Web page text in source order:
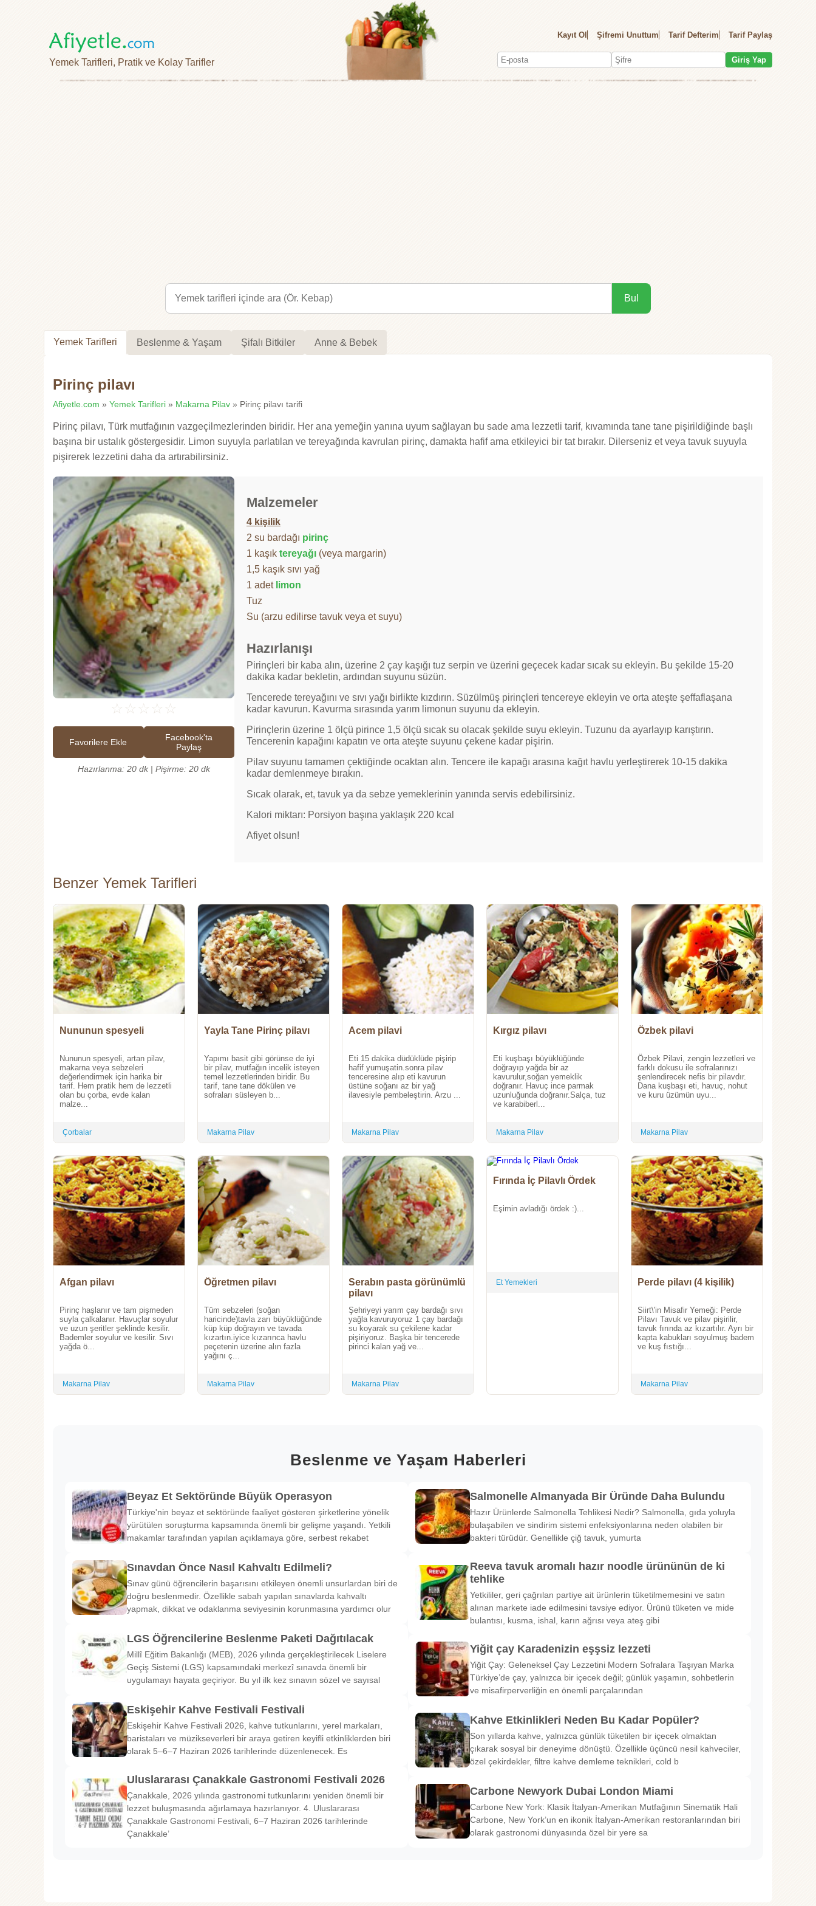
Yemek Tarifleri, Pratik ve Kolay Tarifler
Kayıt Ol Şifremi Unuttum Tarif Defterim Tarif Paylaş
Giriş Yap
Bul
Yemek Tarifleri Beslenme & Yaşam Şifalı Bitkiler Anne & Bebek
Pirinç pilavı
Afiyetle.com » Yemek Tarifleri » Makarna Pilav » Pirinç pilavı tarifi
Pirinç pilavı, Türk mutfağının vazgeçilmezlerinden biridir. Her ana yemeğin yanına uyum sağlayan bu sade ama lezzetli tarif, kıvamında tane tane pişirildiğinde başlı
başına bir ustalık göstergesidir. Limon suyuyla parlatılan ve tereyağında kavrulan pirinç, damakta hafif ama etkileyici bir tat bırakır. Dilerseniz et veya tavuk suyuyla
pişirerek lezzetini daha da artırabilirsiniz.
☆ ☆ ☆ ☆ ☆
Favorilere Ekle
Facebook'ta
Paylaş
Hazırlanma: 20 dk | Pişirme: 20 dk
Malzemeler
4 kişilik
2 su bardağı pirinç
1 kaşık tereyağı (veya margarin)
1,5 kaşık sıvı yağ
1 adet limon
Tuz
Su (arzu edilirse tavuk veya et suyu)
Hazırlanışı
Pirinçleri bir kaba alın, üzerine 2 çay kaşığı tuz serpin ve üzerini geçecek kadar sıcak su ekleyin. Bu şekilde 15-20
dakika kadar bekletin, ardından suyunu süzün.
Tencerede tereyağını ve sıvı yağı birlikte kızdırın. Süzülmüş pirinçleri tencereye ekleyin ve orta ateşte şeffaflaşana
kadar kavurun. Kavurma sırasında yarım limonun suyunu da ekleyin.
Pirinçlerin üzerine 1 ölçü pirince 1,5 ölçü sıcak su olacak şekilde suyu ekleyin. Tuzunu da ayarlayıp karıştırın.
Tencerenin kapağını kapatın ve orta ateşte suyunu çekene kadar pişirin.
Pilav suyunu tamamen çektiğinde ocaktan alın. Tencere ile kapağı arasına kağıt havlu yerleştirerek 10-15 dakika
kadar demlenmeye bırakın.
Sıcak olarak, et, tavuk ya da sebze yemeklerinin yanında servis edebilirsiniz.
Kalori miktarı: Porsiyon başına yaklaşık 220 kcal
Afiyet olsun!
Benzer Yemek Tarifleri
Nununun spesyeli
Nununun spesyeli, artan pilav,
makarna veya sebzeleri
değerlendirmek için harika bir
tarif. Hem pratik hem de lezzetli
olan bu çorba, evde kalan
malze...
Çorbalar
Yayla Tane Pirinç pilavı
Yapımı basit gibi görünse de iyi
bir pilav, mutfağın incelik isteyen
temel lezzetlerinden biridir. Bu
tarif, tane tane dökülen ve
sofraları süsleyen b...
Makarna Pilav
Acem pilavi
Eti 15 dakika düdüklüde pişirip
hafif yumuşatin.sonra pilav
tenceresine alıp eti kavurun
üstüne soğanı az bir yağ
ilavesiyle pembeleştirin. Arzu ...
Makarna Pilav
Kırgız pilavı
Eti kuşbaşı büyüklüğünde
doğrayıp yağda bir az
kavurulur,soğan yemeklik
doğranır. Havuç ince parmak
uzunluğunda doğranır.Salça, tuz
ve karabiberl...
Makarna Pilav
Özbek pilavi
Özbek Pilavi, zengin lezzetleri ve
farklı dokusu ile sofralarınızı
şenlendirecek nefis bir pilavdır.
Dana kuşbaşı eti, havuç, nohut
ve kuru üzümün uyu...
Makarna Pilav
Afgan pilavı
Pirinç haşlanır ve tam pişmeden
suyla çalkalanır. Havuçlar soyulur
ve uzun şeritler şeklinde kesilir.
Bademler soyulur ve kesilir. Sıvı
yağda ö...
Makarna Pilav
Öğretmen pilavı
Tüm sebzeleri (soğan
haricinde)tavla zarı büyüklüğünde
küp küp doğrayın ve tavada
kızartın.iyice kızarınca havlu
peçetenin üzerine alın fazla
yağını ç...
Makarna Pilav
Serabın pasta görünümlü
pilavı
Şehriyeyi yarım çay bardağı sıvı
yağla kavuruyoruz 1 çay bardağı
su koyarak su çekilene kadar
pişiriyoruz. Başka bir tencerede
pirinci kalan yağ ve...
Makarna Pilav
Fırında İç Pilavlı Ördek
Eşimin avladığı ördek :)...
Et Yemekleri Perde pilavı (4 kişilik)
Siirt\'in Misafir Yemeği: Perde
Pilavı Tavuk ve pilav pişirilir,
tavuk fırında az kızartılır. Ayrı bir
kapta kabukları soyulmuş badem
ve kuş fıstığı...
Makarna Pilav
Beslenme ve Yaşam Haberleri
Beyaz Et Sektöründe Büyük Operasyon
Türkiye'nin beyaz et sektöründe faaliyet gösteren şirketlerine yönelik
yürütülen soruşturma kapsamında önemli bir gelişme yaşandı. Yetkili
makamlar tarafından yapılan açıklamaya göre, serbest rekabet
Sınavdan Önce Nasıl Kahvaltı Edilmeli?
Sınav günü öğrencilerin başarısını etkileyen önemli unsurlardan biri de
doğru beslenmedir. Özellikle sabah yapılan sınavlarda kahvaltı
yapmak, dikkat ve odaklanma seviyesinin korunmasına yardımcı olur
LGS Öğrencilerine Beslenme Paketi Dağıtılacak
Millî Eğitim Bakanlığı (MEB), 2026 yılında gerçekleştirilecek Liselere
Geçiş Sistemi (LGS) kapsamındaki merkezî sınavda önemli bir
uygulamayı hayata geçiriyor. Bu yıl ilk kez sınavın sözel ve sayısal
Eskişehir Kahve Festivali Festivali
Eskişehir Kahve Festivali 2026, kahve tutkunlarını, yerel markaları,
baristaları ve müzikseverleri bir araya getiren keyifli etkinliklerden biri
olarak 5–6–7 Haziran 2026 tarihlerinde düzenlenecek. Es
Uluslararası Çanakkale Gastronomi Festivali 2026
Çanakkale, 2026 yılında gastronomi tutkunlarını yeniden önemli bir
lezzet buluşmasında ağırlamaya hazırlanıyor. 4. Uluslararası
Çanakkale Gastronomi Festivali, 6–7 Haziran 2026 tarihlerinde
Çanakkale’
Salmonelle Almanyada Bir Üründe Daha Bulundu
Hazır Ürünlerde Salmonella Tehlikesi Nedir? Salmonella, gıda yoluyla
bulaşabilen ve sindirim sistemi enfeksiyonlarına neden olabilen bir
bakteri türüdür. Genellikle çiğ tavuk, yumurta
Reeva tavuk aromalı hazır noodle ürününün de ki
tehlike
Yetkililer, geri çağrılan partiye ait ürünlerin tüketilmemesini ve satın
alınan markete iade edilmesini tavsiye ediyor. Ürünü tüketen ve mide
bulantısı, kusma, ishal, karın ağrısı veya ateş gibi
Yiğit çay Karadenizin eşşsiz lezzeti
Yiğit Çay: Geleneksel Çay Lezzetini Modern Sofralara Taşıyan Marka
Türkiye’de çay, yalnızca bir içecek değil; günlük yaşamın, sohbetlerin
ve misafirperverliğin en önemli parçalarından
Kahve Etkinlikleri Neden Bu Kadar Popüler?
Son yıllarda kahve, yalnızca günlük tüketilen bir içecek olmaktan
çıkarak sosyal bir deneyime dönüştü. Özellikle üçüncü nesil kahveciler,
özel çekirdekler, filtre kahve demleme teknikleri, cold b
Carbone Newyork Dubai London Miami
Carbone New York: Klasik İtalyan-Amerikan Mutfağının Sinematik Hali
Carbone, New York’un en ikonik İtalyan-Amerikan restoranlarından biri
olarak gastronomi dünyasında özel bir yere sa